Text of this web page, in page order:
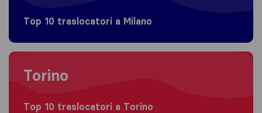
Top 10 traslocatori a Milano
Moving to Torino
Torino
Top 10 traslocatori a Torino